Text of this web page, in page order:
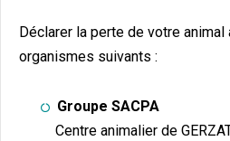
Déclarer la perte de votre animal
organismes suivants :
Groupe SACPA
Centre animalier de